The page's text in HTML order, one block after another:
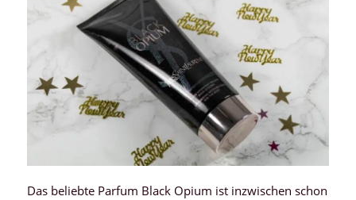
Das beliebte Parfum Black Opium ist inzwischen schon